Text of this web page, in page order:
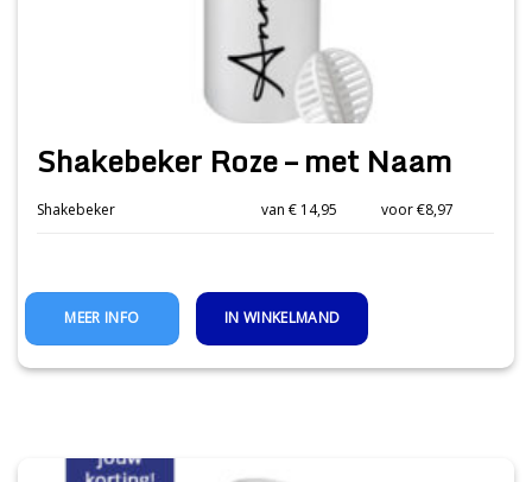
Shakebeker Roze – met Naam
Shakebeker van € 14,95 voor €8,97
IN WINKELMAND
MEER INFO